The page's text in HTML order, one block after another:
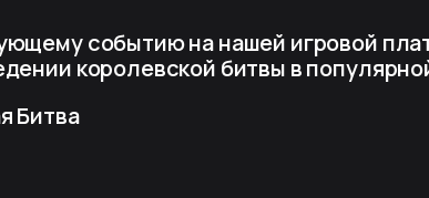
событию на нашей игровой
королевской битвы в
Битва